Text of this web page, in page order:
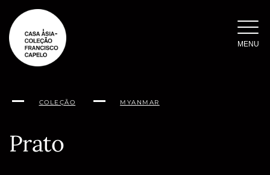
para
conteúdo
MENU
COLEÇÃO MYANMAR
Prato